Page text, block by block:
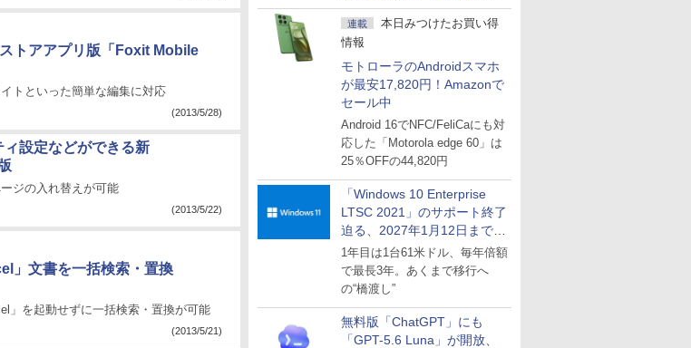
試してみた
連載
本日みつけたお買い得
情報
モトローラのAndroidスマホ
が最安17,820円！Amazonで
セール中
Android 16でNFC/FeliCaにも対
応した「Motorola edge 60」は
25％OFFの44,820円
「Windows 10 Enterprise
LTSC 2021」のサポート終了
迫る、2027年1月12日まで
～ESUは9月1日から販売
1年目は1台61米ドル、毎年倍額
で最長3年。あくまで移行へ
の“橋渡し”
無料版「ChatGPT」にも
「GPT-5.6 Luna」が開放、
トアアプリ版「Foxit Mobile
トといった簡単な編集に対応
(2013/5/28)
設定などができる新
ジの入れ替えが可能
(2013/5/22)
」文書を一括検索・置換
」を起動せずに一括検索・置換が可能
(2013/5/21)